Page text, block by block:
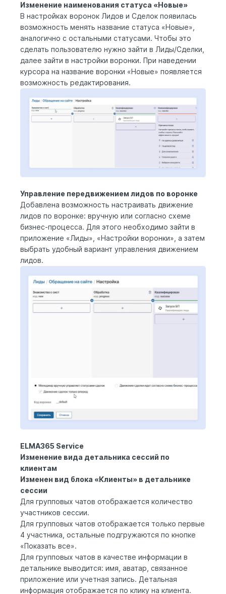
Изменение наименования статуса «Новые»
В настройках воронок Лидов и Сделок появилась
возможность менять название статуса «Новые»,
аналогично с остальными статусами. Чтобы это
сделать пользователю нужно зайти в Лиды/Сделки,
далее зайти в настройки воронки. При наведении
курсора на название воронки «Новые» появляется
возможность редактирования.
Управление передвижением лидов по воронке
Добавлена возможность настраивать движение
лидов по воронке: вручную или согласно схеме
бизнес-процесса. Для этого необходимо зайти в
приложение «Лиды», «Настройки воронки», а затем
выбрать удобный вариант управления движением
лидов.
ELMA365 Service
Изменение вида детальника сессий по
клиентам
Изменен вид блока «Клиенты» в детальнике
сессии
Для групповых чатов отображается количество
участников сессии.
Для групповых чатов отображается только первые
4 участника, остальные подгружаются по кнопке
«Показать все».
Для групповых чатов в качестве информации в
детальнике выводится: имя, аватар, связанное
приложение или учетная запись. Детальная
информация отображается по клику на клиента.